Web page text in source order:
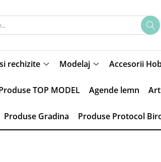
rechizite Modelaj Accesorii
TOP MODEL Agende lemn
Produse Gradina Produse Protocol